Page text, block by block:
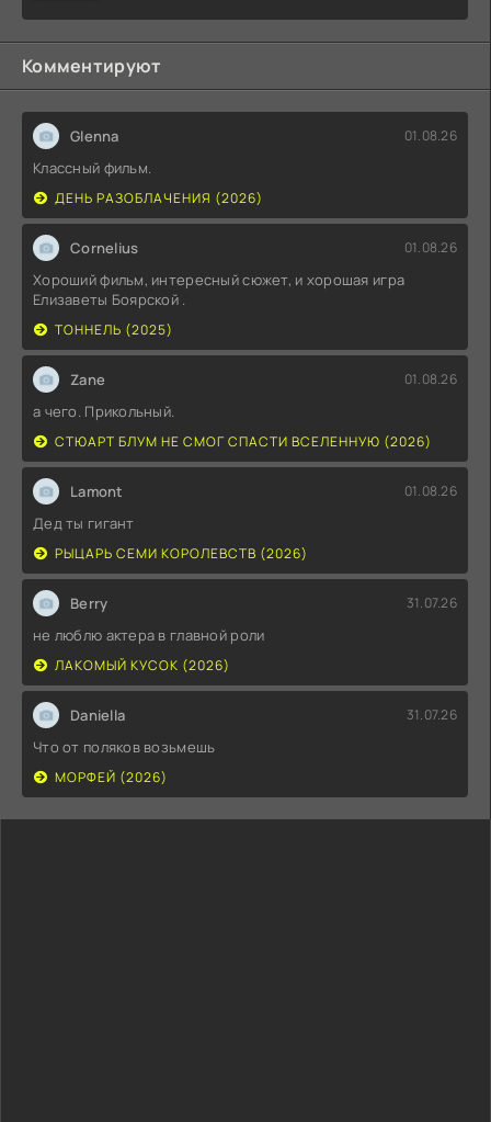
Комментируют
Glenna 01.08.26
Классный фильм.
ДЕНЬ РАЗОБЛАЧЕНИЯ (2026)
Cornelius 01.08.26
Хороший фильм, интересный сюжет, и хорошая игра
Елизаветы Боярской .
ТОННЕЛЬ (2025)
Zane 01.08.26
а чего. Прикольный.
СТЮАРТ БЛУМ НЕ СМОГ СПАСТИ ВСЕЛЕННУЮ (2026)
Lamont 01.08.26
Дед ты гигант
РЫЦАРЬ СЕМИ КОРОЛЕВСТВ (2026)
Berry 31.07.26
не люблю актера в главной роли
ЛАКОМЫЙ КУСОК (2026)
Daniella 31.07.26
Что от поляков возьмешь
МОРФЕЙ (2026)